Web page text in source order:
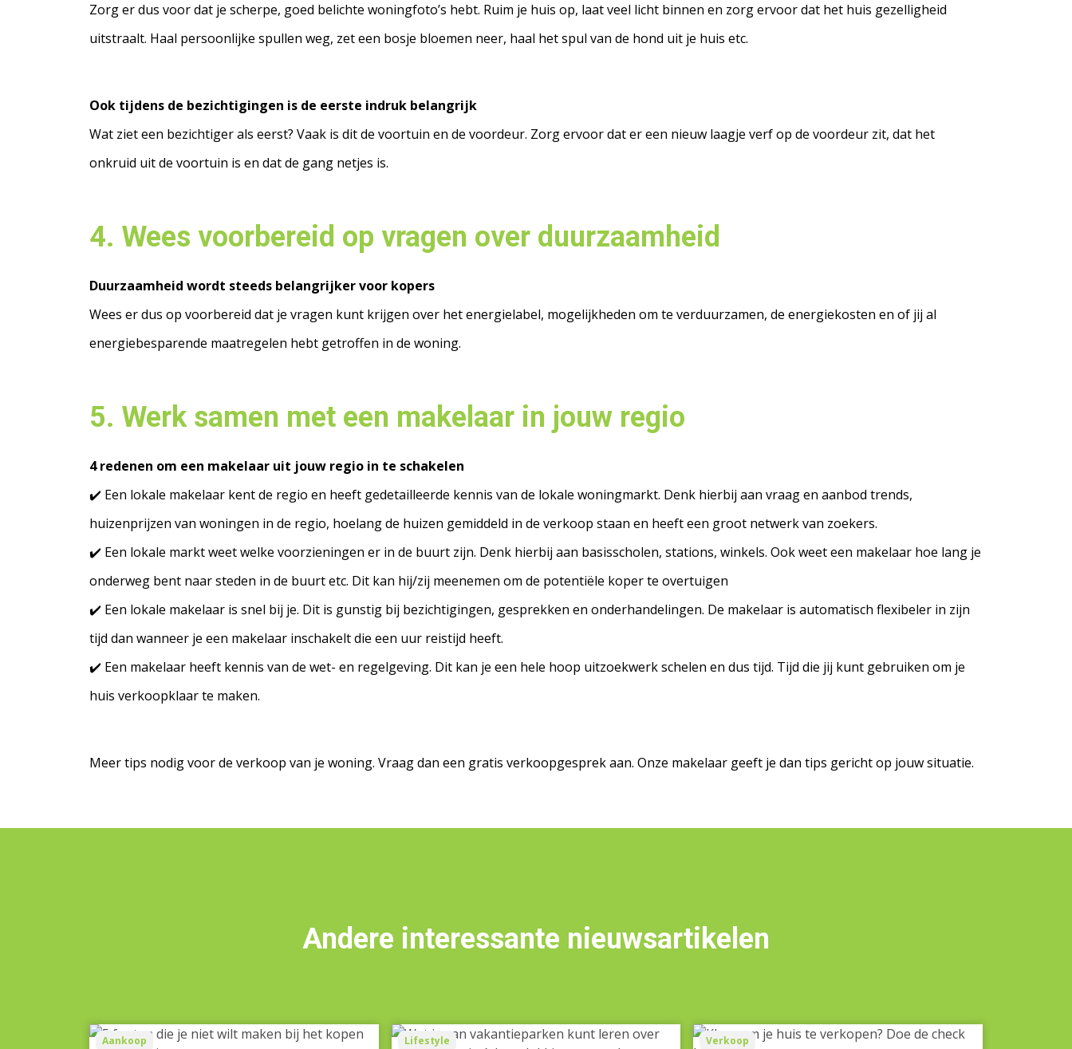
Zorg er dus voor dat je scherpe, goed belichte woningfoto’s hebt. Ruim je huis op, laat veel licht binnen en zorg ervoor dat het huis gezelligheid
uitstraalt. Haal persoonlijke spullen weg, zet een bosje bloemen neer, haal het spul van de hond uit je huis etc.
Ook tijdens de bezichtigingen is de eerste indruk belangrijk
Wat ziet een bezichtiger als eerst? Vaak is dit de voortuin en de voordeur. Zorg ervoor dat er een nieuw laagje verf op de voordeur zit, dat het
onkruid uit de voortuin is en dat de gang netjes is.
4. Wees voorbereid op vragen over duurzaamheid
Duurzaamheid wordt steeds belangrijker voor kopers
Wees er dus op voorbereid dat je vragen kunt krijgen over het energielabel, mogelijkheden om te verduurzamen, de energiekosten en of jij al
energiebesparende maatregelen hebt getroffen in de woning.
5. Werk samen met een makelaar in jouw regio
4 redenen om een makelaar uit jouw regio in te schakelen
✔️ Een lokale makelaar kent de regio en heeft gedetailleerde kennis van de lokale woningmarkt. Denk hierbij aan vraag en aanbod trends,
huizenprijzen van woningen in de regio, hoelang de huizen gemiddeld in de verkoop staan en heeft een groot netwerk van zoekers.
✔️ Een lokale markt weet welke voorzieningen er in de buurt zijn. Denk hierbij aan basisscholen, stations, winkels. Ook weet een makelaar hoe lang je
onderweg bent naar steden in de buurt etc. Dit kan hij/zij meenemen om de potentiële koper te overtuigen
✔️ Een lokale makelaar is snel bij je. Dit is gunstig bij bezichtigingen, gesprekken en onderhandelingen. De makelaar is automatisch flexibeler in zijn
tijd dan wanneer je een makelaar inschakelt die een uur reistijd heeft.
✔️ Een makelaar heeft kennis van de wet- en regelgeving. Dit kan je een hele hoop uitzoekwerk schelen en dus tijd. Tijd die jij kunt gebruiken om je
huis verkoopklaar te maken.
Meer tips nodig voor de verkoop van je woning. Vraag dan een gratis verkoopgesprek aan. Onze makelaar geeft je dan tips gericht op jouw situatie.
Andere interessante nieuwsartikelen
5 Aankoop
WatLifestyle
KlaarVerkoop